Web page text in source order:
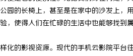
园的长椅上，甚至是在家中的沙发上
，使得人们在忙碌的生活中也能够找到
化的影视资源。现代的手机云影院平